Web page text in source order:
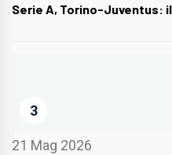
Serie A, Torino-Juventus:
3
21 Mag 2026